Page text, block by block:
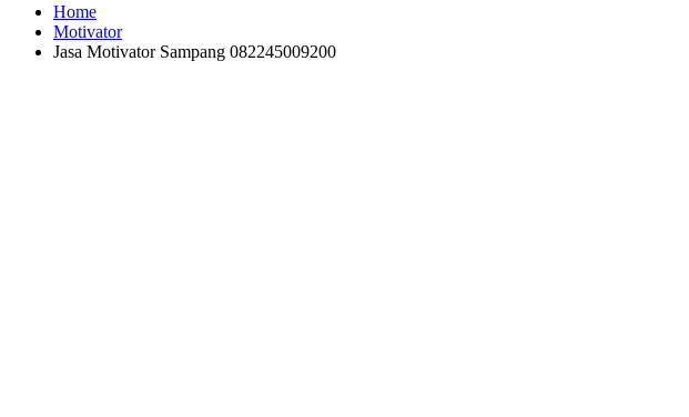
Home
Motivator
Jasa Motivator Sampang 082245009200